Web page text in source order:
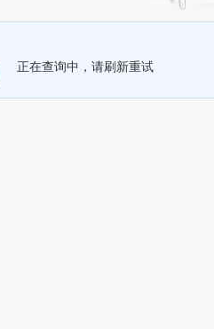
正在查询中，请刷新重试